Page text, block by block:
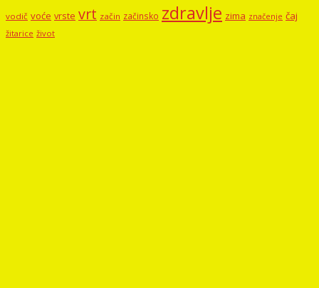
vodič voće vrste vrt začin začinsko zdravlje zima značenje čaj
žitarice život